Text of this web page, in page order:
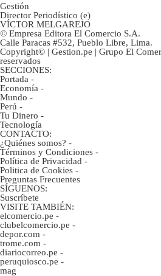
Gestión
Director Periodístico (e)
VÍCTOR MELGAREJO
© Empresa Editora El Comercio S.A.
Calle Paracas #532, Pueblo Libre, Lima.
Copyright© | Gestion.pe | Grupo El
reservados
SECCIONES:
Portada -
Economía -
Mundo -
Perú -
Tu Dinero -
Tecnología
CONTACTO:
¿Quiénes somos? -
Términos y Condiciones -
Política de Privacidad -
Politica de Cookies -
Preguntas Frecuentes
SÍGUENOS:
Suscríbete
VISITE TAMBIÉN:
elcomercio.pe -
clubelcomercio.pe -
depor.com -
trome.com -
diariocorreo.pe -
peruquiosco.pe -
mag